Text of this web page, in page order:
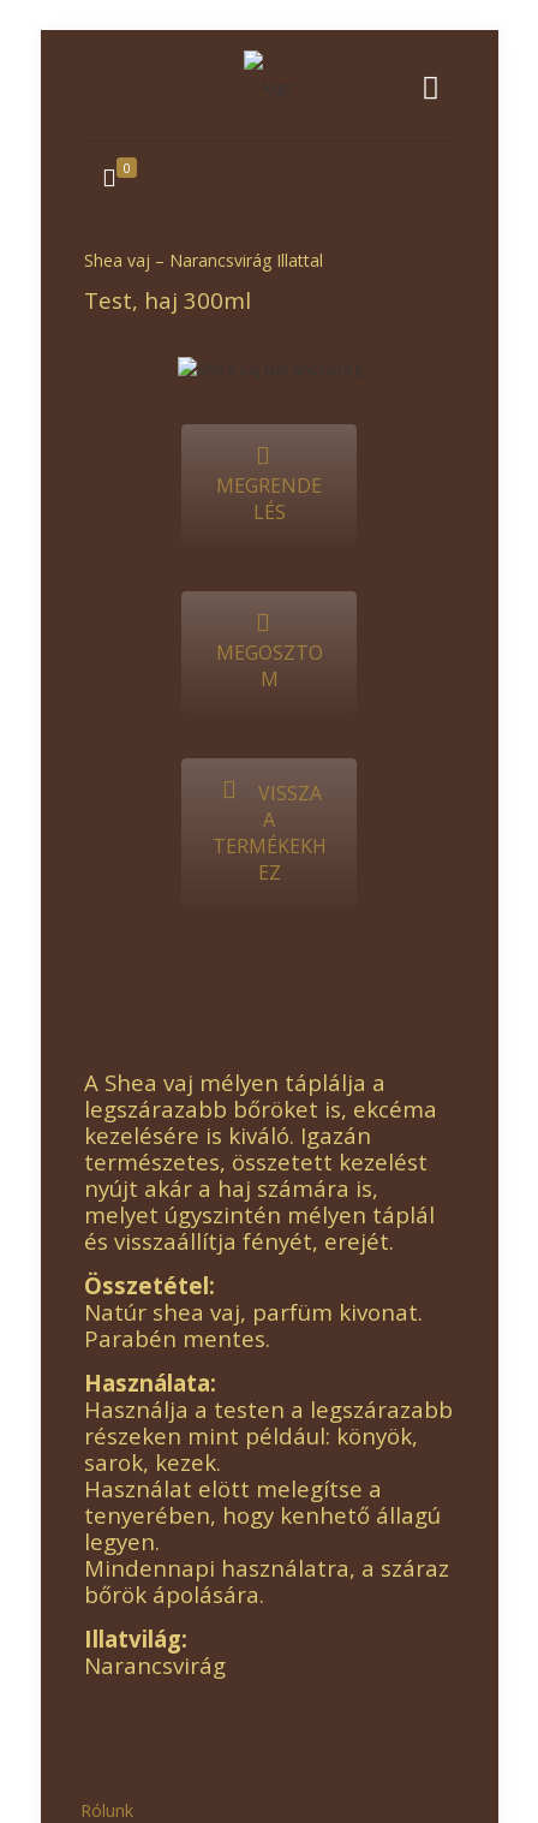
0
Shea vaj – Narancsvirág Illattal
Test, haj 300ml
MEGRENDE
LÉS
MEGOSZTO
M
VISSZA
A
TERMÉKEKH
EZ
A Shea vaj mélyen táplálja a
legszárazabb bőröket is, ekcéma
kezelésére is kiváló. Igazán
természetes, összetett kezelést
nyújt akár a haj számára is,
melyet úgyszintén mélyen táplál
és visszaállítja fényét, erejét.
Összetétel:
Natúr shea vaj, parfüm kivonat.
Parabén mentes.
Használata:
Használja a testen a legszárazabb
részeken mint például: könyök,
sarok, kezek.
Használat elött melegítse a
tenyerében, hogy kenhető állagú
legyen.
Mindennapi használatra, a száraz
bőrök ápolására.
Illatvilág:
Narancsvirág
Rólunk